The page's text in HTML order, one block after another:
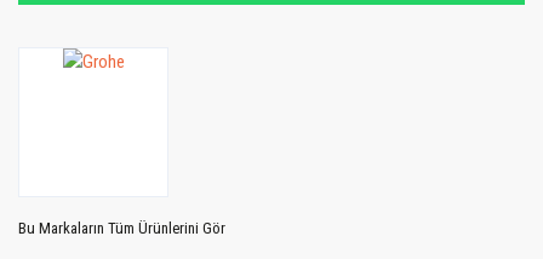
Bu Markaların Tüm Ürünlerini Gör